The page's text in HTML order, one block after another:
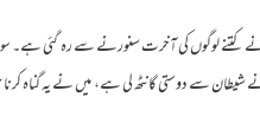
کتنے لوگوں کی آخرت سنورنے سے رہ گئی
شیطان سے دوستی گانٹھ لی ہے، میں نے یہ گناہ